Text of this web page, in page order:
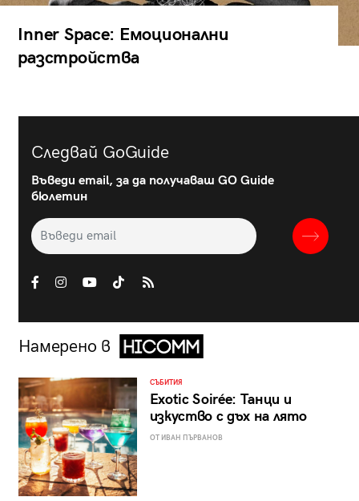
Inner Space: Емоционални
разстройства
Следвай GoGuide
Въведи email, за да получаваш GO Guide
бюлетин
Намерено в
СЪБИТИЯ
Exotic Soirée: Танци и
изкуство с дъх на лято
ОТ ИВАН ПЪРВАНОВ